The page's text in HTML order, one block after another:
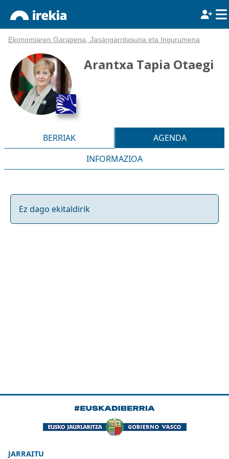
Ekonomiaren Garapena, Jasangarritasuna eta Ingurumena
Arantxa Tapia Otaegi
BERRIAK
AGENDA
INFORMAZIOA
Ez dago ekitaldirik
JARRAITU